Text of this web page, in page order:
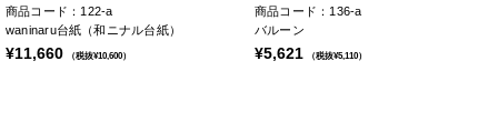
商品コード：122-a
waninaru台紙（和ニナル台紙）
¥11,660 （税抜¥10,600）
商品コード：136-a
バルーン
¥5,621 （税抜¥5,110）